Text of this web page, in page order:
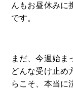
んもお昼休みに
です。
まだ、今週始ま
どんな受け止め
らこそ、本当に